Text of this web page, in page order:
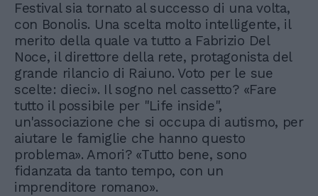
Festival sia tornato al successo di una volta,
con Bonolis. Una scelta molto intelligente, il
merito della quale va tutto a Fabrizio Del
Noce, il direttore della rete, protagonista del
grande rilancio di Raiuno. Voto per le sue
scelte: dieci». Il sogno nel cassetto? «Fare
tutto il possibile per "Life inside",
un'associazione che si occupa di autismo, per
aiutare le famiglie che hanno questo
problema». Amori? «Tutto bene, sono
fidanzata da tanto tempo, con un
imprenditore romano».